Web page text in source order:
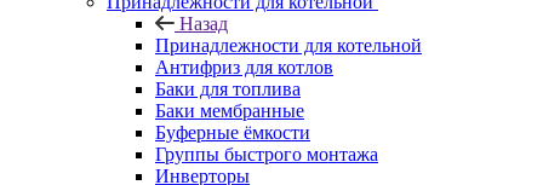
Назад
Принадлежности для котельной
Антифриз для котлов
Баки для топлива
Баки мембранные
Буферные ёмкости
Группы быстрого монтажа
Инверторы